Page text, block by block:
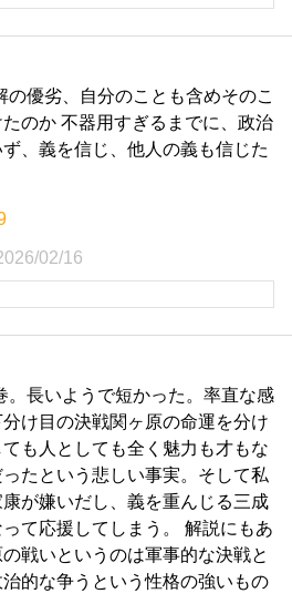
の優劣、自分のことも含めそのこ
のか 不器用すぎるまでに、政治
、義を信じ、他人の義も信じた
02/16
。長いようで短かった。率直な感
け目の決戦関ヶ原の命運を分け
も人としても全く魅力も才もな
たという悲しい事実。そして私
が嫌いだし、義を重んじる三成
て応援してしまう。 解説にもあ
戦いというのは軍事的な決戦と
的な争うという性格の強いもの